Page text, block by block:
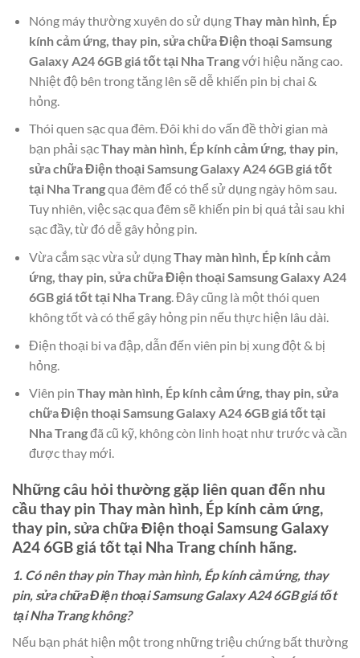
Nóng máy thường xuyên do sử dụngThay màn hình, Ép
kính cảm ứng, thay pin, sửa chữa Điện thoại Samsung
Galaxy A24 6GB giá tốt tại Nha Trangvới hiệu năng cao.
Nhiệt độ bên trong tăng lên sẽ dễ khiến pin bị chai &
hỏng.
Thói quen sạc qua đêm. Đôi khi do vấn đề thời gian mà
bạn phải sạcThay màn hình, Ép kính cảm ứng, thay pin,
sửa chữa Điện thoại Samsung Galaxy A24 6GB giá tốt
tại Nha Trangqua đêm để có thể sử dụng ngày hôm sau.
Tuy nhiên, việc sạc qua đêm sẽ khiến pin bị quá tải sau khi
sạc đầy, từ đó dễ gây hỏng pin.
Vừa cắm sạc vừa sử dụngThay màn hình, Ép kính cảm
ứng, thay pin, sửa chữa Điện thoại Samsung Galaxy A24
6GB giá tốt tại Nha Trang. Đây cũng là một thói quen
không tốt và có thể gây hỏng pin nếu thực hiện lâu dài.
Điện thoại bi va đập, dẫn đến viên pin bị xung đột & bị
hỏng.
Viên pin Thay màn hình, Ép kính cảm ứng, thay pin, sửa
chữa Điện thoại Samsung Galaxy A24 6GB giá tốt tại
Nha Trangđã cũ kỹ, không còn linh hoạt như trước và cần
được thay mới.
Những câu hỏi thường gặp liên quan đến nhu
cầu thay pin Thay màn hình, Ép kính cảm ứng,
thay pin, sửa chữa Điện thoại Samsung Galaxy
A24 6GB giá tốt tại Nha Trangchính hãng.
1. Có nên thay pin Thay màn hình, Ép kính cảm ứng, thay
pin, sửa chữa Điện thoại Samsung Galaxy A24 6GB giá tốt
tại Nha Trang không?
Nếu bạn phát hiện một trong những triệu chứng bất thường